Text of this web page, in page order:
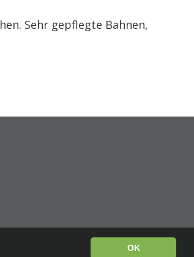
Sehr gepflegte Bahnen,
OK